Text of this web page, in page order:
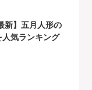
新】五月人形の
人気ランキング